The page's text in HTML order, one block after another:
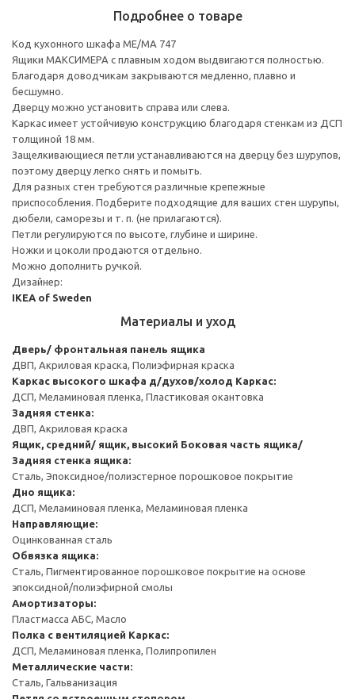
Подробнее о товаре
Код кухонного шкафа ME/MA 747
Ящики МАКСИМЕРА с плавным ходом выдвигаются полностью.
Благодаря доводчикам закрываются медленно, плавно и
бесшумно.
Дверцу можно установить справа или слева.
Каркас имеет устойчивую конструкцию благодаря стенкам из ДСП
толщиной 18 мм.
Защелкивающиеся петли устанавливаются на дверцу без шурупов,
поэтому дверцу легко снять и помыть.
Для разных стен требуются различные крепежные
приспособления. Подберите подходящие для ваших стен шурупы,
дюбели, саморезы и т. п. (не прилагаются).
Петли регулируются по высоте, глубине и ширине.
Ножки и цоколи продаются отдельно.
Можно дополнить ручкой.
Дизайнер:
IKEA of Sweden
Материалы и уход
Дверь/ фронтальная панель ящика
ДВП, Акриловая краска, Полиэфирная краска
Каркас высокого шкафа д/духов/холод Каркас:
ДСП, Меламиновая пленка, Пластиковая окантовка
Задняя стенка:
ДВП, Акриловая краска
Ящик, средний/ ящик, высокий Боковая часть ящика/
Задняя стенка ящика:
Сталь, Эпоксидное/полиэстерное порошковое покрытие
Дно ящика:
ДСП, Меламиновая пленка, Меламиновая пленка
Направляющие:
Оцинкованная сталь
Обвязка ящика:
Сталь, Пигментированное порошковое покрытие на основе
эпоксидной/полиэфирной смолы
Амортизаторы:
Пластмасса АБС, Масло
Полка с вентиляцией Каркас:
ДСП, Меламиновая пленка, Полипропилен
Металлические части:
Сталь, Гальванизация